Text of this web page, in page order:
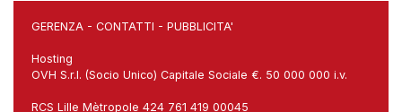
GERENZA - CONTATTI - PUBBLICITA'
Hosting
OVH S.r.l. (Socio Unico) Capitale Sociale €. 50 000 000 i.v.
RCS Lille Mètropole 424 761 419 00045